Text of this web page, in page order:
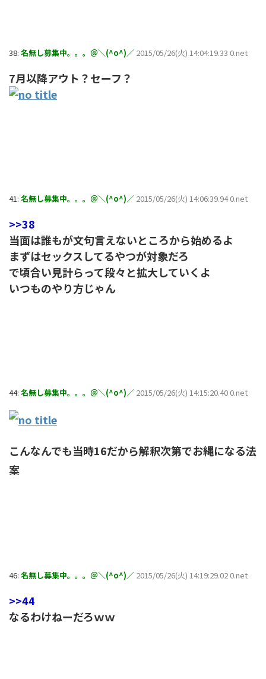
38: 名無し募集中。。。＠＼(^o^)／ 2015/05/26(火) 14:04:19.33 0.net
7月以降アウト？セーフ？
41: 名無し募集中。。。＠＼(^o^)／ 2015/05/26(火) 14:06:39.94 0.net
>>38
当面は誰もが文句言えないところから始めるよ
まずはセックスしてるやつが対象だろ
で頃合い見計らって段々と拡大していくよ
いつものやり方じゃん
44: 名無し募集中。。。＠＼(^o^)／ 2015/05/26(火) 14:15:20.40 0.net
こんなんでも当時16だから解釈次第でお縄になる法
案
46: 名無し募集中。。。＠＼(^o^)／ 2015/05/26(火) 14:19:29.02 0.net
>>44
なるわけねーだろｗｗ